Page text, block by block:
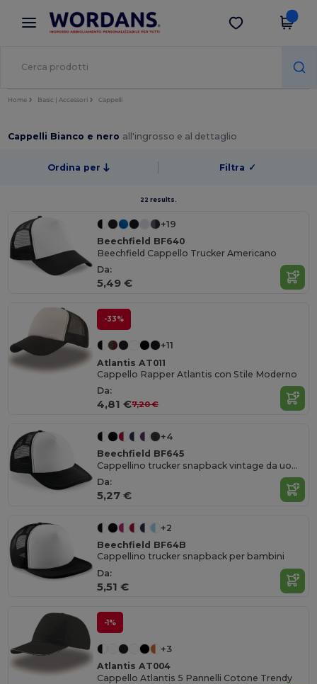
× App Wordans
Prezzi migliori sull'app!
Scarica app
Home Basic | Accessori Cappelli
Cappelli Bianco e nero all'ingrosso e al dettaglio
Ordina per Filtra ✓
22 results.
+19
Beechfield BF640
Beechfield Cappello Trucker Americano
Da:
5,49 €
-33%
+11
Atlantis AT011
Cappello Rapper Atlantis con Stile Moderno
Da:
4,81 €7,20 €
+4
Beechfield BF645
Cappellino trucker snapback vintage da uomo
Da:
5,27 €
+2
Beechfield BF64B
Cappellino trucker snapback per bambini
Da:
5,51 €
-1%
+3
Atlantis AT004
Cappello Atlantis 5 Pannelli Cotone Trendy